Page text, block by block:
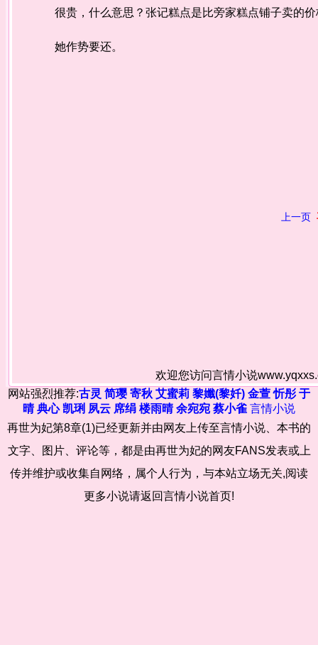
很贵，什么意思？张记糕点是比旁家糕点铺子卖的价
她作势要还。
上一页
欢迎您访问言情小说
网站强烈推荐:古灵 简璎 寄秋 艾蜜莉 黎孅(黎奷) 金萱 忻彤 于
晴 典心 凯琍 夙云 席绢 楼雨晴 余宛宛 蔡小雀 言情小说
再世为妃第8章(1)已经更新并由网友上传至言情小说、本书的
文字、图片、评论等，都是由再世为妃的网友FANS发表或上
传并维护或收集自网络，属个人行为，与本站立场无关,阅读
更多小说请返回言情小说首页!